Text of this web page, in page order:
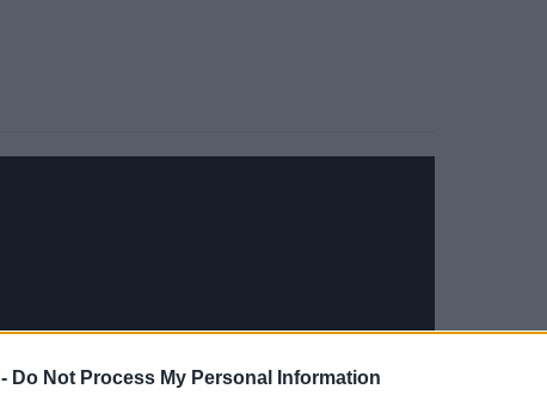
Do Not Process My Personal Information